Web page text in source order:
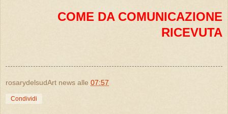
COME DA COMUNICAZIONE
RICEVUTA
rosarydelsudArt news alle 07:57
Condividi